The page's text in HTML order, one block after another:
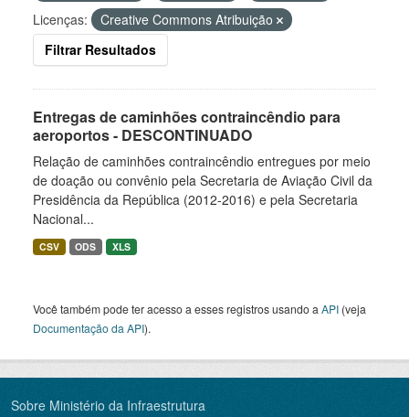
Licenças:
Creative Commons Atribuição
Filtrar Resultados
Entregas de caminhões contraincêndio para
aeroportos - DESCONTINUADO
Relação de caminhões contraincêndio entregues por meio
de doação ou convênio pela Secretaria de Aviação Civil da
Presidência da República (2012-2016) e pela Secretaria
Nacional...
CSV ODS XLS
Você também pode ter acesso a esses registros usando a API (veja
Documentação da API).
Sobre Ministério da Infraestrutura